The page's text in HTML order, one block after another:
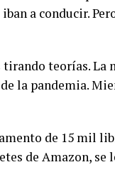
a conducir.
teorías. La
la pandemia.
de 15 mil
de Amazon, se